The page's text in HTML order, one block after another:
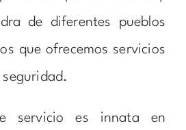
de diferentes pueblos
que ofrecemos servicios
servicio es innata en